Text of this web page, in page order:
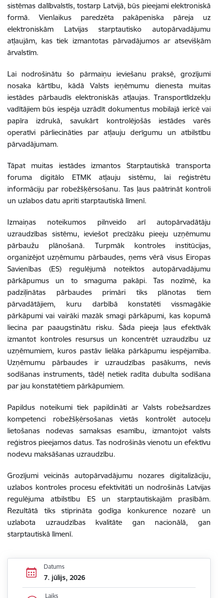
sistēmas dalībvalstīs, tostarp Latvijā, būs pieejami elektroniskā
formā. Vienlaikus paredzēta pakāpeniska pāreja uz
elektroniskām Latvijas starptautisko autopārvadājumu
atļaujām, kas tiek izmantotas pārvadājumos ar atsevišķām
ārvalstīm.
Lai nodrošinātu šo pārmaiņu ieviešanu praksē, grozījumi
nosaka kārtību, kādā Valsts ieņēmumu dienesta muitas
iestādes pārbaudīs elektroniskās atļaujas. Transportlīdzekļu
vadītājiem būs iespēja uzrādīt dokumentus mobilajā ierīcē vai
papīra izdrukā, savukārt kontrolējošās iestādes varēs
operatīvi pārliecināties par atļauju derīgumu un atbilstību
pārvadājumam.
Tāpat muitas iestādes izmantos Starptautiskā transporta
foruma digitālo ETMK atļauju sistēmu, lai reģistrētu
informāciju par robežšķērsošanu. Tas ļaus paātrināt kontroli
un uzlabos datu apriti starptautiskā līmenī.
Izmaiņas noteikumos pilnveido arī autopārvadātāju
uzraudzības sistēmu, ieviešot precīzāku pieeju uzņēmumu
pārbaužu plānošanā. Turpmāk kontroles institūcijas,
organizējot uzņēmumu pārbaudes, ņems vērā visus Eiropas
Savienības (ES) regulējumā noteiktos autopārvadājumu
pārkāpumus un to smaguma pakāpi. Tas nozīmē, ka
padziļinātas pārbaudes primāri tiks plānotas tiem
pārvadātājiem, kuru darbībā konstatēti vissmagākie
pārkāpumi vai vairāki mazāk smagi pārkāpumi, kas kopumā
liecina par paaugstinātu risku. Šāda pieeja ļaus efektīvāk
izmantot kontroles resursus un koncentrēt uzraudzību uz
uzņēmumiem, kuros pastāv lielāka pārkāpumu iespējamība.
Uzņēmumu pārbaudes ir uzraudzības pasākums, nevis
sodīšanas instruments, tādēļ netiek radīta dubulta sodīšana
par jau konstatētiem pārkāpumiem.
Papildus noteikumi tiek papildināti ar Valsts robežsardzes
kompetenci robežšķērsošanas vietās kontrolēt autoceļu
lietošanas nodevas samaksas esamību, izmantojot valsts
reģistros pieejamos datus. Tas nodrošinās vienotu un efektīvu
nodevu maksāšanas uzraudzību.
Grozījumi veicinās autopārvadājumu nozares digitalizāciju,
uzlabos kontroles procesu efektivitāti un nodrošinās Latvijas
regulējuma atbilstību ES un starptautiskajām prasībām.
Rezultātā tiks stiprināta godīga konkurence nozarē un
uzlabota uzraudzības kvalitāte gan nacionālā, gan
starptautiskā līmenī.
Datums
7. jūlijs, 2026
Laiks